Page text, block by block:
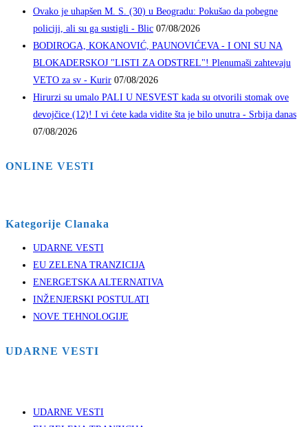
Ovako je uhapšen M. S. (30) u Beogradu: Pokušao da pobegne
policiji, ali su ga sustigli - Blic 07/08/2026
BODIROGA, KOKANOVIĆ, PAUNOVIĆEVA - I ONI SU NA
BLOKADERSKOJ "LISTI ZA ODSTREL"! Plenumaši zahtevaju
VETO za sv - Kurir 07/08/2026
Hirurzi su umalo PALI U NESVEST kada su otvorili stomak ove
devojčice (12)! I vi ćete kada vidite šta je bilo unutra - Srbija danas
07/08/2026
ONLINE VESTI
Kategorije Clanaka
UDARNE VESTI
EU ZELENA TRANZICIJA
ENERGETSKA ALTERNATIVA
INŽENJERSKI POSTULATI
NOVE TEHNOLOGIJE
UDARNE VESTI
UDARNE VESTI